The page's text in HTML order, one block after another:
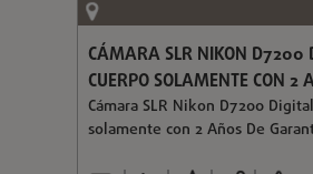
CÁMARA SLR NIKON D7200
CUERPO SOLAMENTE CON 2
Cámara SLR Nikon D7200
solamente con 2 Años De